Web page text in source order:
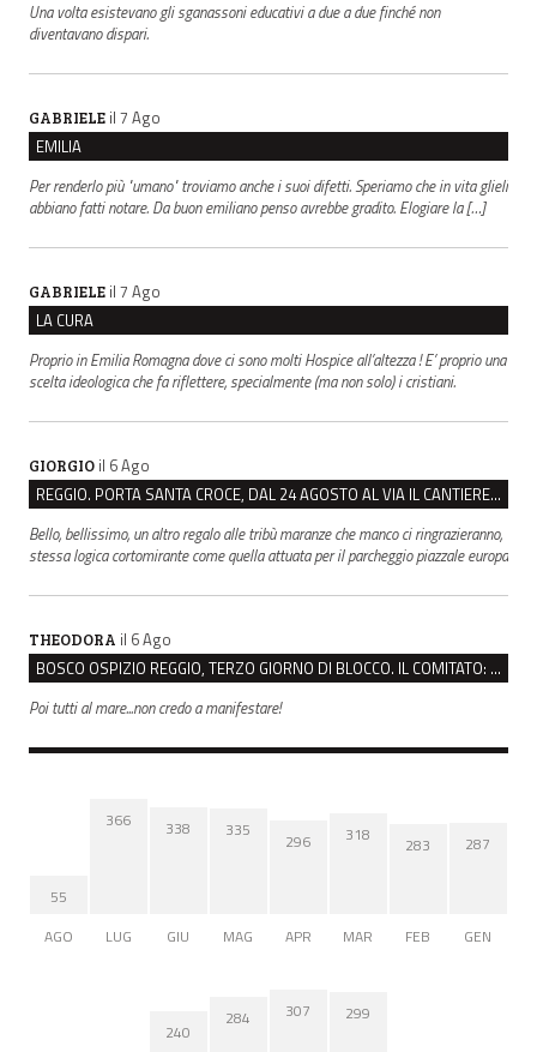
Una volta esistevano gli sganassoni educativi a due a due finché non
diventavano dispari.
GABRIELE il 7 Ago
EMILIA
Per renderlo più "umano" troviamo anche i suoi difetti. Speriamo che in vita glieli
abbiano fatti notare. Da buon emiliano penso avrebbe gradito. Elogiare la […]
GABRIELE il 7 Ago
LA CURA
Proprio in Emilia Romagna dove ci sono molti Hospice all’altezza ! E’ proprio una
scelta ideologica che fa riflettere, specialmente (ma non solo) i cristiani.
GIORGIO il 6 Ago
REGGIO. PORTA SANTA CROCE, DAL 24 AGOSTO AL VIA IL CANTIERE PER IL NUOVO COLLETTORE FOGNARIO
Bello, bellissimo, un altro regalo alle tribù maranze che manco ci ringrazieranno,
stessa logica cortomirante come quella attuata per il parcheggio piazzale europa
THEODORA il 6 Ago
BOSCO OSPIZIO REGGIO, TERZO GIORNO DI BLOCCO. IL COMITATO: “PRESIDIO FINO A VENERDÌ”
Poi tutti al mare...non credo a manifestare!
55
AGO
366
LUG
338
GIU
335
MAG
296
APR
318
MAR
283
FEB
287
GEN
240
284 307 299